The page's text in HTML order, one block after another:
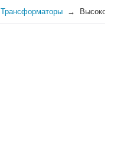
Трансформаторы